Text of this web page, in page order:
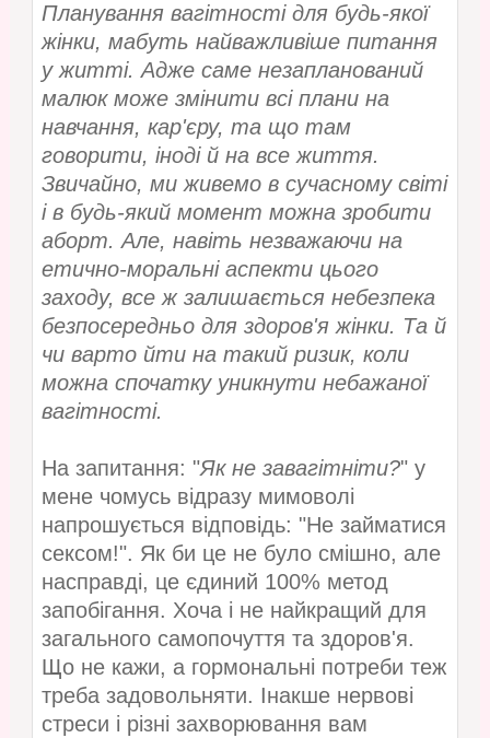
Планування вагітності для будь-якої
жінки, мабуть найважливіше питання
у житті. Адже саме незапланований
малюк може змінити всі плани на
навчання, кар'єру, та що там
говорити, іноді й на все життя.
Звичайно, ми живемо в сучасному світі
і в будь-який момент можна зробити
аборт. Але, навіть незважаючи на
етично-моральні аспекти цього
заходу, все ж залишається небезпека
безпосередньо для здоров'я жінки. Та й
чи варто йти на такий ризик, коли
можна спочатку уникнути небажаної
вагітності.
На запитання: "Як не завагітніти?" у
мене чомусь відразу мимоволі
напрошується відповідь: "Не займатися
сексом!". Як би це не було смішно, але
насправді, це єдиний 100% метод
запобігання. Хоча і не найкращий для
загального самопочуття та здоров'я.
Що не кажи, а гормональні потреби теж
треба задовольняти. Інакше нервові
стреси і різні захворювання вам